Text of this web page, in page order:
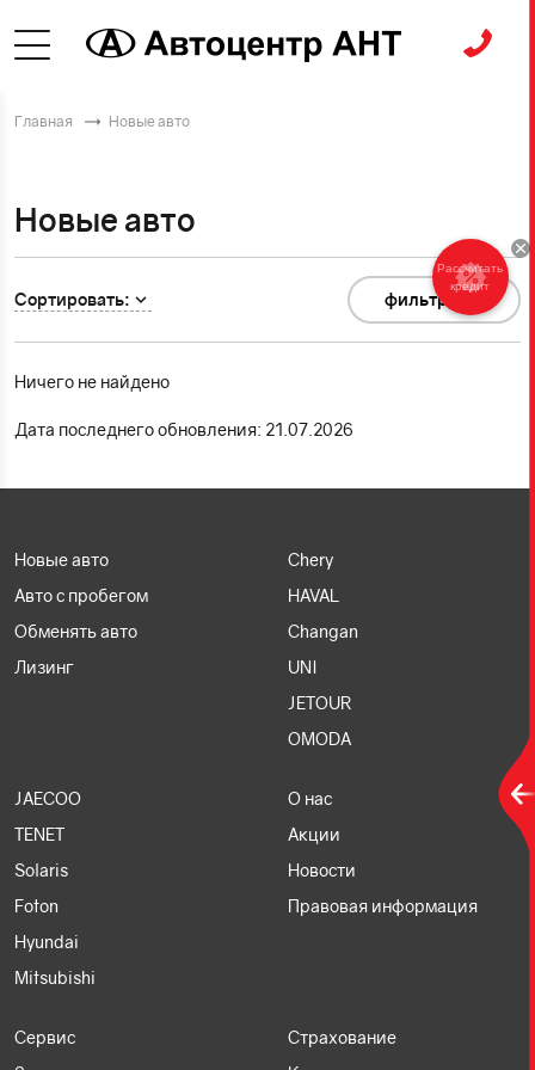
Главная Новые авто
Новые авто
Сортировать: фильтр 0
Ничего не найдено
Дата последнего обновления: 21.07.2026
Новые авто
Авто с пробегом
Обменять авто
Лизинг
Chery
HAVAL
Changan
UNI
JETOUR
OMODA
JAECOO
TENET
Solaris
Foton
Hyundai
Mitsubishi
О нас
Акции
Новости
Правовая информация
Сервис
Страхование
Рассчитать
кредит